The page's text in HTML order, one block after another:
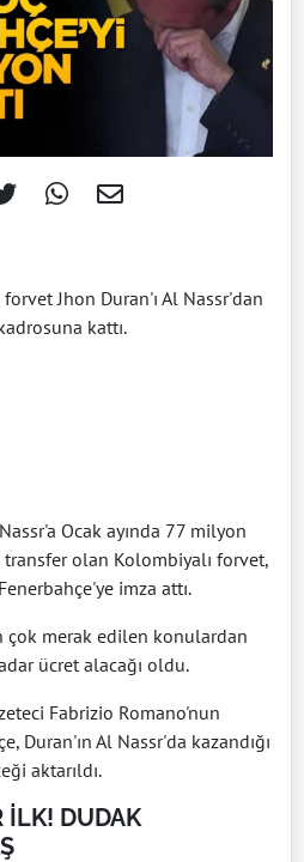
Jhon Duran'ı Al Nassr'dan
kattı.
Ocak ayında 77 milyon
olan Kolombiyalı forvet,
imza attı.
çok merak edilen konulardan
ücret alacağı oldu.
Fabrizio Romano'nun
Duran'ın Al Nassr'da kazandığı
aktarıldı.
İLK! DUDAK